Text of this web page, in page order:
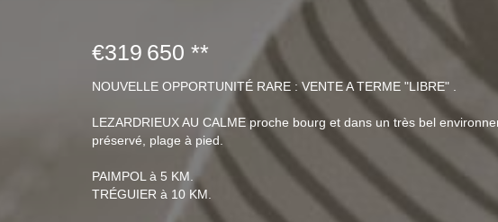
€319 650 **
NOUVELLE OPPORTUNITÉ RARE : VENTE A TERME "LIBRE" .
LEZARDRIEUX AU CALME proche bourg et dans un très bel
préservé, plage à pied.
PAIMPOL à 5 KM.
TRÉGUIER à 10 KM.